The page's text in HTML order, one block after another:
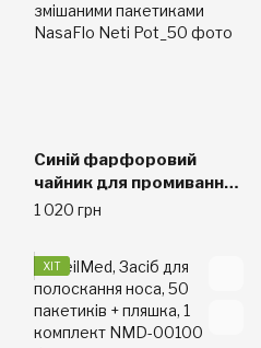
Синій фарфоровий
чайник для промивання
носа NeilMed NasaFlo
попередньо змішаними
пакетиками
1 020 грн
ХІТ